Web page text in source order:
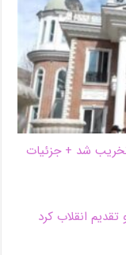
شد + جزئیات